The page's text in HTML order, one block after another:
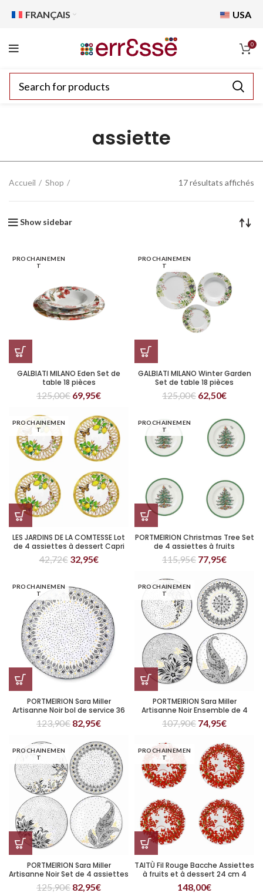
FRANÇAIS USA
0
assiette
Accueil Shop 17 résultats affichés
Show sidebar
PROCHAINEMEN
T
GALBIATI MILANO Eden Set de
table 18 pièces
125,00€ 69,95€
PROCHAINEMEN
T
GALBIATI MILANO Winter Garden
Set de table 18 pièces
125,00€ 62,50€
PROCHAINEMEN
T
LES JARDINS DE LA COMTESSE Lot
de 4 assiettes à dessert Capri
23 cm
42,72€ 32,95€
PROCHAINEMEN
T
PORTMEIRION Christmas Tree Set
de 4 assiettes à fruits
115,95€ 77,95€
PROCHAINEMEN
T
PORTMEIRION Sara Miller
Artisanne Noir bol de service 36
cm
123,90€ 82,95€
PROCHAINEMEN
T
PORTMEIRION Sara Miller
Artisanne Noir Ensemble de 4
assiettes à salade
107,90€ 74,95€
PROCHAINEMEN
T
PORTMEIRION Sara Miller
Artisanne Noir Set de 4 assiettes
plates
125,90€ 82,95€
PROCHAINEMEN
T
TAITÙ Fil Rouge Bacche Assiettes
à fruits et à dessert 24 cm 4
pièces
148,00€